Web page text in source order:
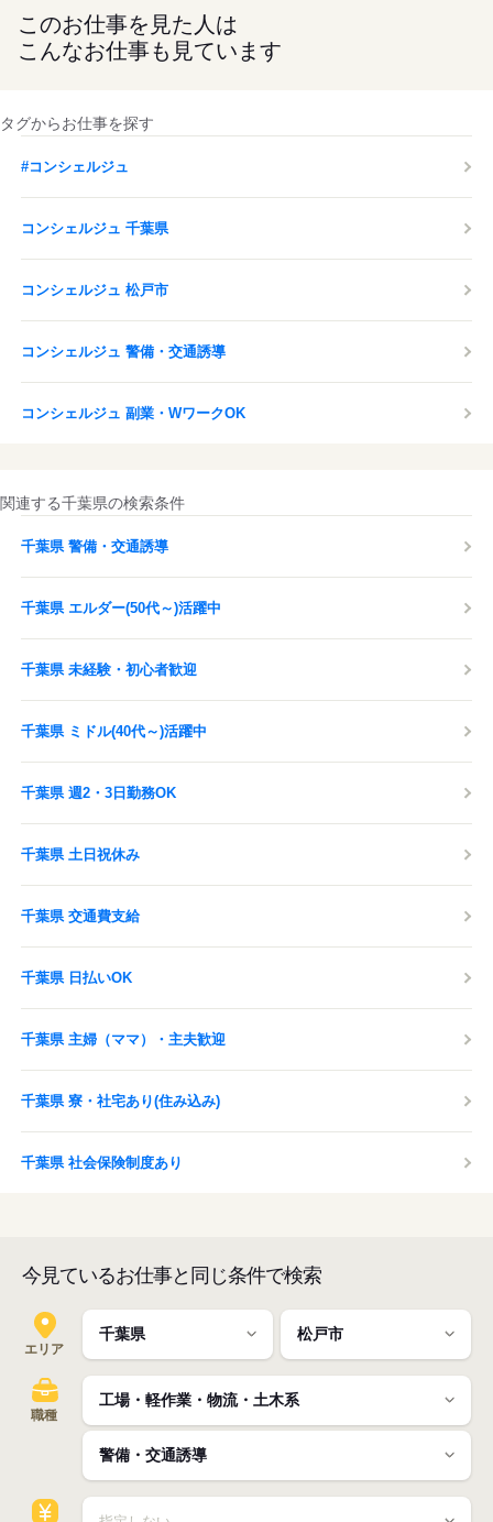
このお仕事を見た人は
こんなお仕事も見ています
タグからお仕事を探す
#コンシェルジュ
コンシェルジュ 千葉県
コンシェルジュ 松戸市
コンシェルジュ 警備・交通誘導
コンシェルジュ 副業・WワークOK
関連する千葉県の検索条件
千葉県 警備・交通誘導
千葉県 エルダー(50代～)活躍中
千葉県 未経験・初心者歓迎
千葉県 ミドル(40代～)活躍中
千葉県 週2・3日勤務OK
千葉県 土日祝休み
千葉県 交通費支給
千葉県 日払いOK
千葉県 主婦（ママ）・主夫歓迎
千葉県 寮・社宅あり(住み込み)
千葉県 社会保険制度あり
今見ているお仕事と同じ条件で検索
エリア
職種